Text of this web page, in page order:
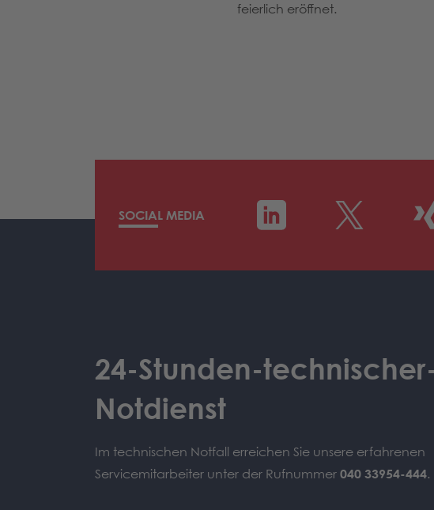
feierlich eröffnet.
SOCIAL MEDIA
24-Stunden-
Notdienst
Im technischen Notfall erreichen Sie unsere erfahrenen
Servicemitarbeiter unter der Rufnummer 040 33954-444.